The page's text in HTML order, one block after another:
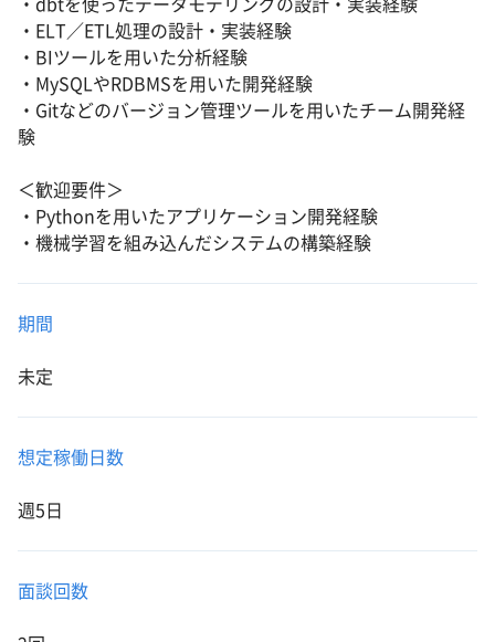
・dbtを使ったデータモデリングの設計・実装経験
・ELT／ETL処理の設計・実装経験
・BIツールを用いた分析経験
・MySQLやRDBMSを用いた開発経験
・Gitなどのバージョン管理ツールを用いたチーム開発経
験
＜歓迎要件＞
・Pythonを用いたアプリケーション開発経験
・機械学習を組み込んだシステムの構築経験
期間
未定
想定稼働日数
週5日
面談回数